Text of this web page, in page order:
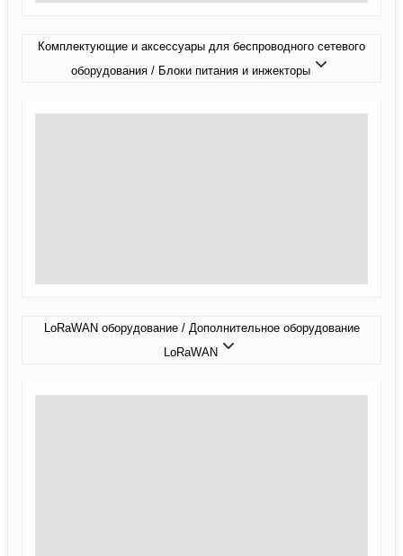
Комплектующие и аксессуары для беспроводного сетевого
оборудования / Блоки питания и инжекторы
LoRaWAN оборудование / Дополнительное оборудование
LoRaWAN